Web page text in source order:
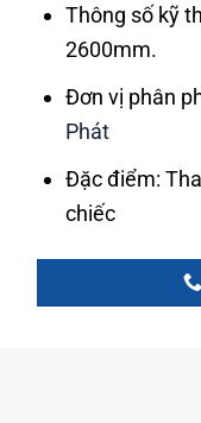
Thông số kỹ
2600mm.
Đơn vị phân
Phát
Đặc điểm:
chiếc